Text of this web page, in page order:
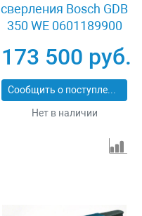
сверления Bosch GDB
350 WE 0601189900
173 500 руб.
Сообщить о поступлении
Нет в наличии